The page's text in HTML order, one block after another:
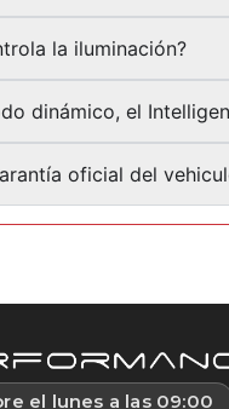
la iluminación?
dinámico, el
oficial del
el lunes a las 09:00